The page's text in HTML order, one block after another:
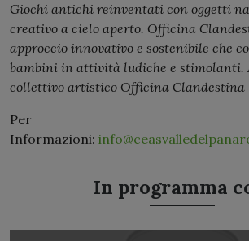
Giochi antichi reinventati con oggetti
creativo a cielo aperto. Officina
approccio innovativo e sostenibile che
bambini in attività ludiche e stimolanti.
collettivo artistico Officina Clandestina
Per
Informazioni:
In programma